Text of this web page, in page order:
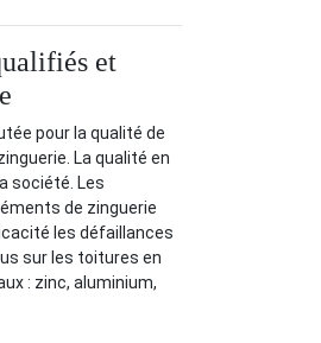
et
pour la qualité de
La qualité en
société. Les
de zinguerie
les défaillances
sur les toitures en
: zinc, aluminium,